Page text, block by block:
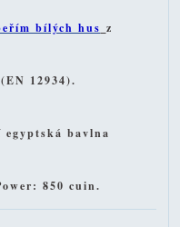
bílých hus z
12934).
bavlna
: 850 cuin.